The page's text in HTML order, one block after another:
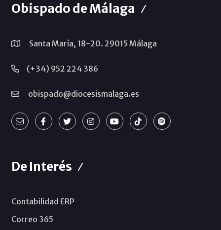
Obispado de Málaga
Santa María, 18-20. 29015 Málaga
(+34) 952 224 386
obispado@diocesismalaga.es
De Interés
Contabilidad ERP
Correo 365